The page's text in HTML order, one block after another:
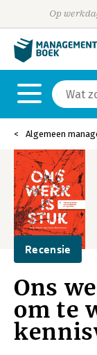
Op
Algemeen
Recensie
Ons
om te